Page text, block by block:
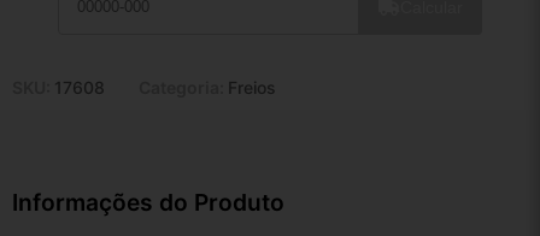
9x de R$ 15,56
17608 Freios
Informações do Produto